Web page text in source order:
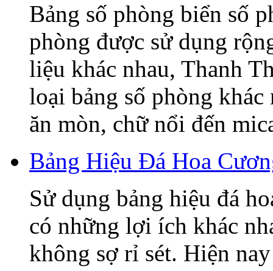
Bảng số phòng biển số
phòng được sử dụng
liệu khác nhau, Thanh
loại bảng số phòng
ăn mòn, chữ nổi đến
Bảng Hiệu Đá Hoa
Sử dụng bảng hiệu đá
có những lợi ích khác
không sợ rỉ sét. Hiện